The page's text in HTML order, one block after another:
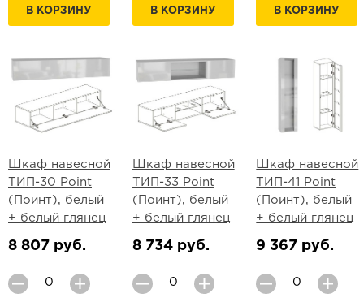
В КОРЗИНУ В КОРЗИНУ В КОРЗИНУ
Шкаф навесной
ТИП-30 Point
(Поинт), белый
+ белый глянец
8 807 руб.
Шкаф навесной
ТИП-33 Point
(Поинт), белый
+ белый глянец
8 734 руб.
Шкаф навесной
ТИП-41 Point
(Поинт), белый
+ белый глянец
9 367 руб.